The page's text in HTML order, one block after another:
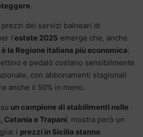
.
dei servizi balneari di
l’estate 2025 emerge che, anche
la Regione italiana più economica:
e pedalò costano sensibilmente
con abbonamenti stagionali
anche il 50% in meno.
un campione di stabilimenti nelle
Catania e Trapani, mostra però un
i prezzi in Sicilia stanno